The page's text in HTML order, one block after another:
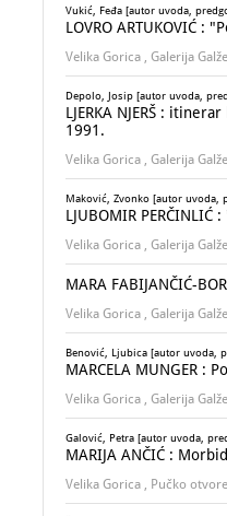
Vukić, Feđa [autor uvoda,
LOVRO ARTUKOVIĆ :
Velika Gorica , Galerija
Depolo, Josip [autor uvoda,
LJERKA NJERŠ :
1991.
Velika Gorica , Galerija
Maković, Zvonko [autor uvoda,
LJUBOMIR
Velika Gorica , Galerija
MARA FABIJANČIĆ-
Velika Gorica , Galerija
Benović, Ljubica [autor uvoda,
MARCELA MUNGER :
Velika Gorica , Galerija
Galović, Petra [autor uvoda,
MARIJA ANČIĆ :
Velika Gorica , Pučko